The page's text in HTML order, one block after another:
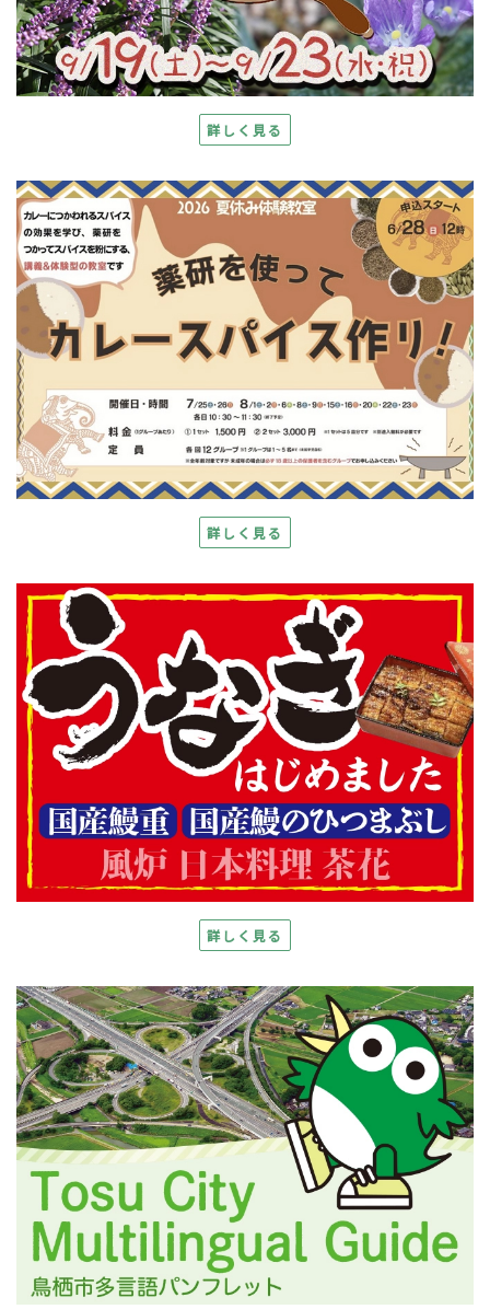
詳しく見る
詳しく見る
詳しく見る